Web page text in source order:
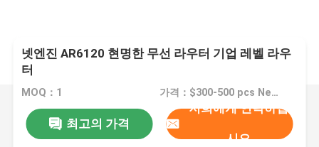
넷엔진 AR6120 현명한 무선 라우터 기업 레벨 라우
터
MOQ：1 가격：$300-500 pcs Negotiable
최고의 가격
저희에게 연락하십
시오